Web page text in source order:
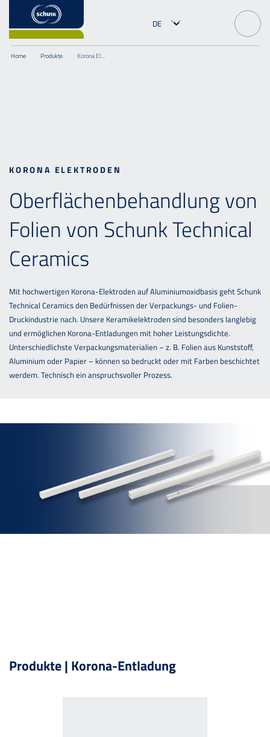
Korona Elektroden
Produkte
Home
KORONA ELEKTRODEN
Oberflächenbehandlung von
Folien von Schunk Technical
Ceramics
Mit hochwertigen Korona-Elektroden auf Aluminiumoxidbasis geht Schunk
Technical Ceramics den Bedürfnissen der Verpackungs- und Folien-
Druckindustrie nach. Unsere Keramikelektroden sind besonders langlebig
und ermöglichen Korona-Entladungen mit hoher Leistungsdichte.
Unterschiedlichste Verpackungsmaterialien – z. B. Folien aus Kunststoff,
Aluminium oder Papier – können so bedruckt oder mit Farben beschichtet
werdem. Technisch ein anspruchsvoller Prozess.
Produkte | Korona-Entladung